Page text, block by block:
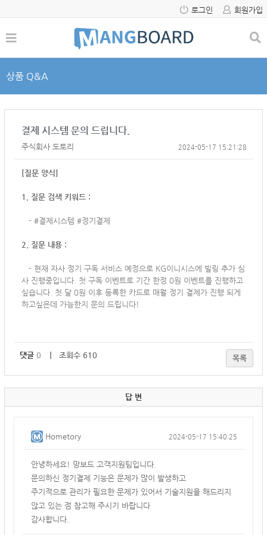
로그인 회원가입
상품 Q&A
결제 시스템 문의 드립니다.
주식회사 도토리 2024-05-17 15:21:28
[질문 양식]
1. 질문 검색 키워드 :
- #결제시스템 #정기결제
2. 질문 내용 :
- 현재 자사 정기 구독 서비스 예정으로 KG이니시스에 빌링 추가 심
사 진행중입니다. 첫 구독 이벤트로 기간 한정 0원 이벤트를 진행하고
싶습니다. 첫 달 0원 이후 등록한 카드로 매월 정기 결제가 진행 되게
하고싶은데 가능한지 문의 드립니다!
댓글 0 ｜ 조회수 610 목록
답 변
Hometory 2024-05-17 15:40:25
안녕하세요! 망보드 고객지원팀입니다.
문의하신 정기결제 기능은 문제가 많이 발생하고
주기적으로 관리가 필요한 문제가 있어서 기술지원을 해드리지
않고 있는 점 참고해 주시기 바랍니다
감사합니다.